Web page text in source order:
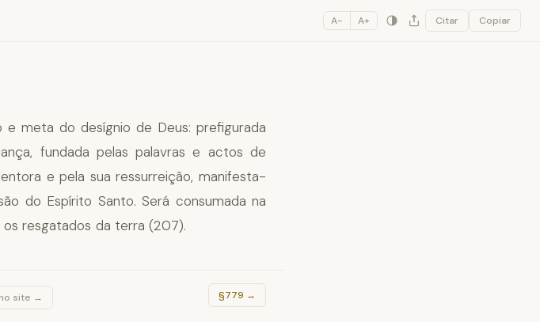
A− A+ Citar Copiar
meta do desígnio de Deus: prefigurada
fundada pelas palavras e actos de
e pela sua ressurreição, manifesta-
do Espírito Santo. Será consumada na
resgatados da terra (207).
site → §779 →